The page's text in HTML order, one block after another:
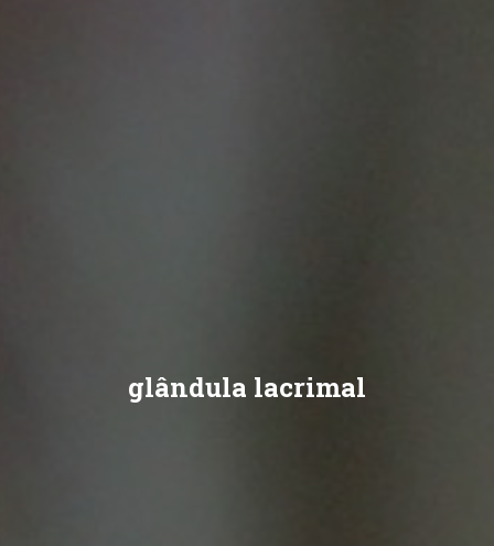
glândula lacrimal